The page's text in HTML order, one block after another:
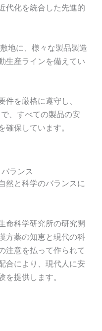
代化を統合した先進的
地に、様々な製品製造
生産ラインを備えてい
を厳格に遵守し、
、すべての製品の安
保しています。
ランス
然と科学のバランスに
命科学研究所の研究開
方薬の知恵と現代の科
注意を払って作られて
合により、現代人に安
提供します。